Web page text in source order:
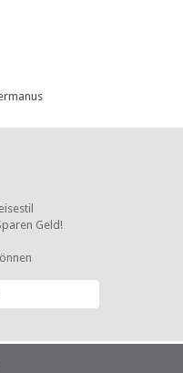
Geld!